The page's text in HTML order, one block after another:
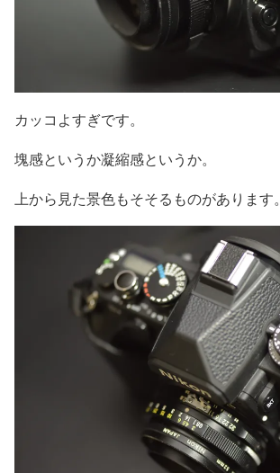
カッコよすぎです。
塊感というか凝縮感というか。
上から見た景色もそそるものがあります。